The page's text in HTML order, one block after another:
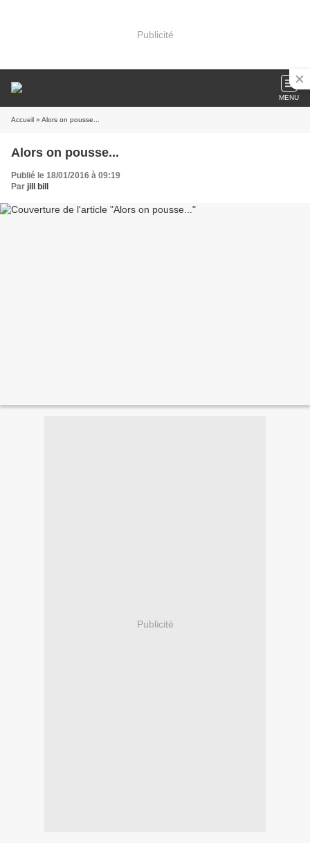
Publicité
MENU
Accueil » Alors on pousse...
Alors on pousse...
Publié le 18/01/2016 à 09:19
Par jill bill
Publicité